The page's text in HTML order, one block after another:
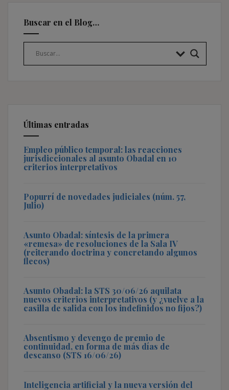
Buscar en el Blog…
Últimas entradas
Empleo público temporal: las reacciones
jurisdiccionales al asunto Obadal en 10
criterios interpretativos
Popurrí de novedades judiciales (núm. 57,
Julio)
Asunto Obadal: síntesis de la primera
«remesa» de resoluciones de la Sala IV
(reiterando doctrina y concretando algunos
flecos)
Asunto Obadal: la STS 30/06/26 aquilata
nuevos criterios interpretativos (y ¿vuelve a la
casilla de salida con los indefinidos no fijos?)
Absentismo y devengo de premio de
continuidad, en forma de más días de
descanso (STS 16/06/26)
Inteligencia artificial y la nueva versión del